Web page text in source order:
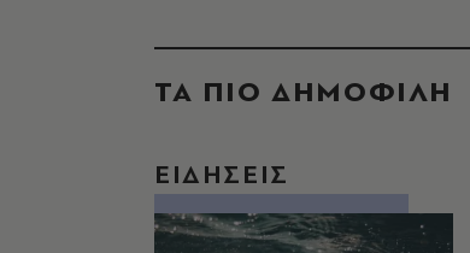
ΤΑ ΠΙΟ ΔΗΜΟΦΙΛΗ
ΕΙΔΗΣΕΙΣ